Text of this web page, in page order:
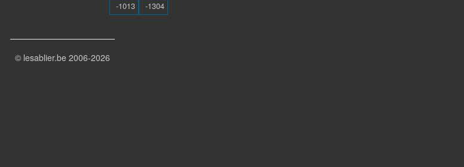
-1013
-1304
© lesablier.be 2006-2026